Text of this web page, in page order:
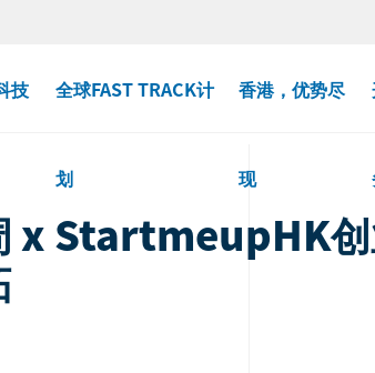
技 全球FAST TRACK计
划
香港，优势尽
现
x StartmeupHK